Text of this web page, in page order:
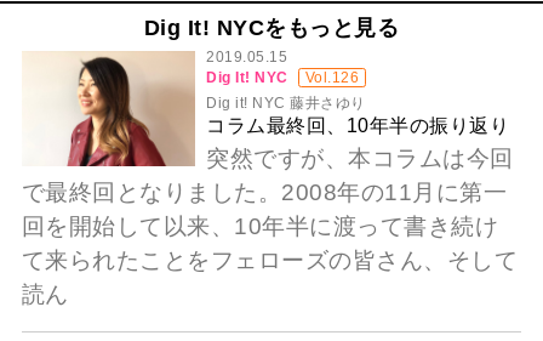
Dig It! NYCをもっと見る
2019.05.15
Dig It! NYC
Vol.126
Dig it! NYC 藤井さゆり
コラム最終回、10年半の振り返り
突然ですが、本コラムは今回
で最終回となりました。2008年の11月に第一
回を開始して以来、10年半に渡って書き続け
て来られたことをフェローズの皆さん、そして
読ん